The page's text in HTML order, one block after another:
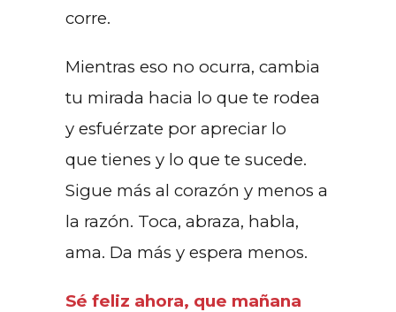
corre.
Mientras eso no ocurra, cambia
tu mirada hacia lo que te rodea
y esfuérzate por apreciar lo
que tienes y lo que te sucede.
Sigue más al corazón y menos a
la razón. Toca, abraza, habla,
ama. Da más y espera menos.
Sé feliz ahora, que mañana